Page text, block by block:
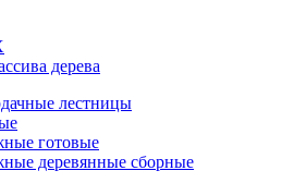
дерева
лестницы
готовые
деревянные сборные